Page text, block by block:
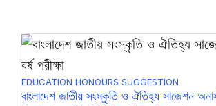
EDUCATION HONOURS SUGGESTION
বাংলাদেশ জাতীয় সংস্কৃতি ও ঐতিহ্য সাজেশন অনার্স